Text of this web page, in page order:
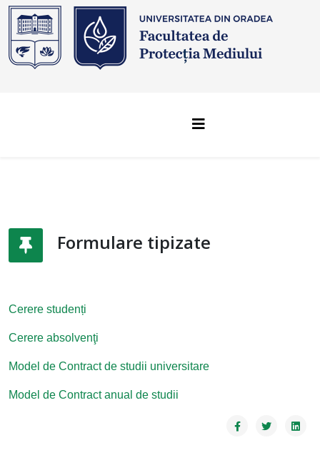
Formulare tipizate
Cerere studenți
Cerere absolvenţi
Model de Contract de studii universitare
Model de Contract anual de studii